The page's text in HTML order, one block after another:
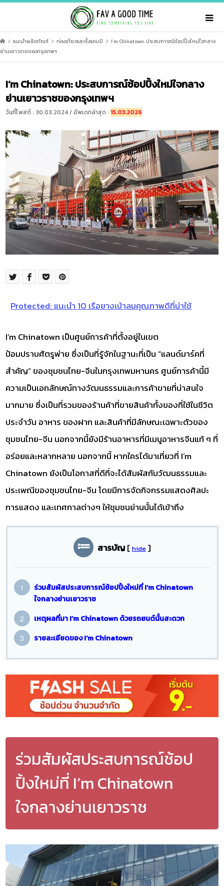
แนะนำผลิตภัณฑ์ ท่องเที่ยวและตั้งแคมป์
I’m Chinatown: ประสบการณ์ช้อปปิ้งใหม่ใจกลาง
ย่านเยาวราชของกรุงเทพฯ
I’m Chinatown: ประสบการณ์ช้อปปิ้งใหม่ใจกลาง
ย่านเยาวราชของกรุงเทพฯ
วันที่โพสต์ : 30.03.2024 / อัพเดทล่าสุด :15.03.2026
Protected: แนะนำ 10 เรือยางเป่าลมคุณภาพดีที่น่าใช้
I’m Chinatown เป็นศูนย์การค้าที่ตั้งอยู่ในเขต
ป้อมปราบศัตรูพ่าย ซึ่งเป็นที่รู้จักในฐานะที่เป็น “แลนด์มาร์คที่
สำคัญ” ของชุมชนไทย-จีนในกรุงเทพมหานคร ศูนย์การค้านี้มี
ความเป็นเอกลักษณ์ทางวัฒนธรรมและการค้าขายที่น่าสนใจ
มากมาย ซึ่งเป็นที่รวมของร้านค้าที่ขายสินค้าทั้งของที่ใช้ในชีวิต
ประจำวัน อาหาร ของฝาก และสินค้าที่มีลักษณะเฉพาะตัวของ
ชุมชนไทย-จีน นอกจากนี้ยังมีร้านอาหารที่มีเมนูอาหารจีนแท้ ๆ ที่
อร่อยและหลากหลาย นอกจากนี้ หากใครได้มาเที่ยวที่ I’m
Chinatown ยังเป็นโอกาสที่ดีที่จะได้สัมผัสกับวัฒนธรรมและ
ประเพณีของชุมชนไทย-จีน โดยมีการจัดกิจกรรมแสดงศิลปะ
การแสดง และเทศกาลต่างๆ ให้ชุมชนย่านนั้นได้เข้าถึง
สารบัญ [ hide ]
ร่วมสัมผัสประสบการณ์ช้อปปิ้งใหม่ที่ I’m Chinatown
ใจกลางย่านเยาวราช
เหตุผลที่มา I’m Chinatown ด้วยรถยนต์นั้นสะดวก
รายละเอียดของ I’m Chinatown
ร่วมสัมผัสประสบการณ์ช้อป
ปิ้งใหม่ที่ I’m Chinatown
ใจกลางย่านเยาวราช